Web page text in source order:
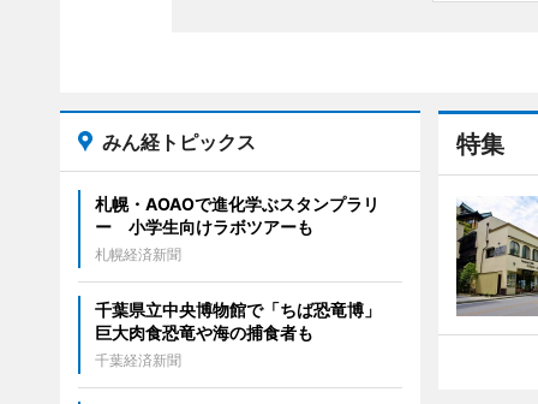
特集
みん経トピックス
札幌・AOAOで進化学ぶスタンプラリ
ー 小学生向けラボツアーも
札幌経済新聞
千葉県立中央博物館で「ちば恐竜博」
巨大肉食恐竜や海の捕食者も
千葉経済新聞